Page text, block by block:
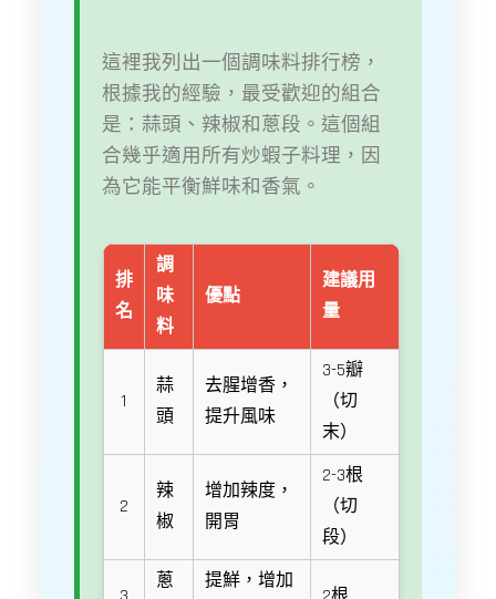
這裡我列出一個調味料排行榜，
根據我的經驗，最受歡迎的組合
是：蒜頭、辣椒和蔥段。這個組
合幾乎適用所有炒蝦子料理，因
為它能平衡鮮味和香氣。
排
名
調
味
料
優點
建議用
量
1
蒜
頭
去腥增香，
提升風味
3-5瓣
（切
末）
2
辣
椒
增加辣度，
開胃
2-3根
（切
段）
蔥 提鮮，增加